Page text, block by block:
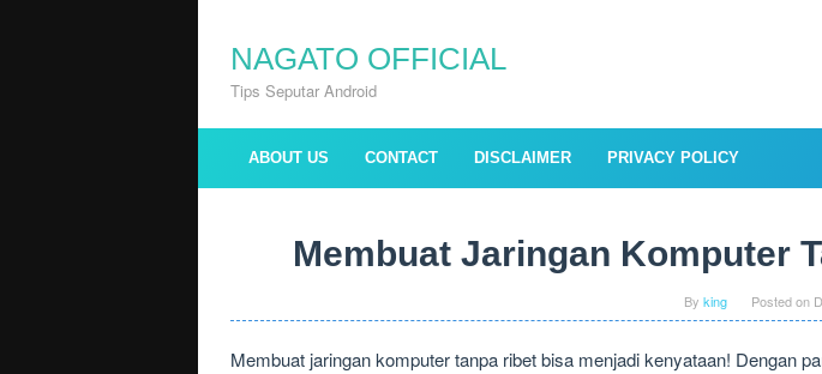
contentNAGATO OFFICIAL
Tips Seputar Android
ABOUT US CONTACT DISCLAIMER PRIVACY POLICY
Membuat Jaringan Komputer
By king Posted on
Membuat jaringan komputer tanpa ribet bisa menjadi kenyataan! Dengan